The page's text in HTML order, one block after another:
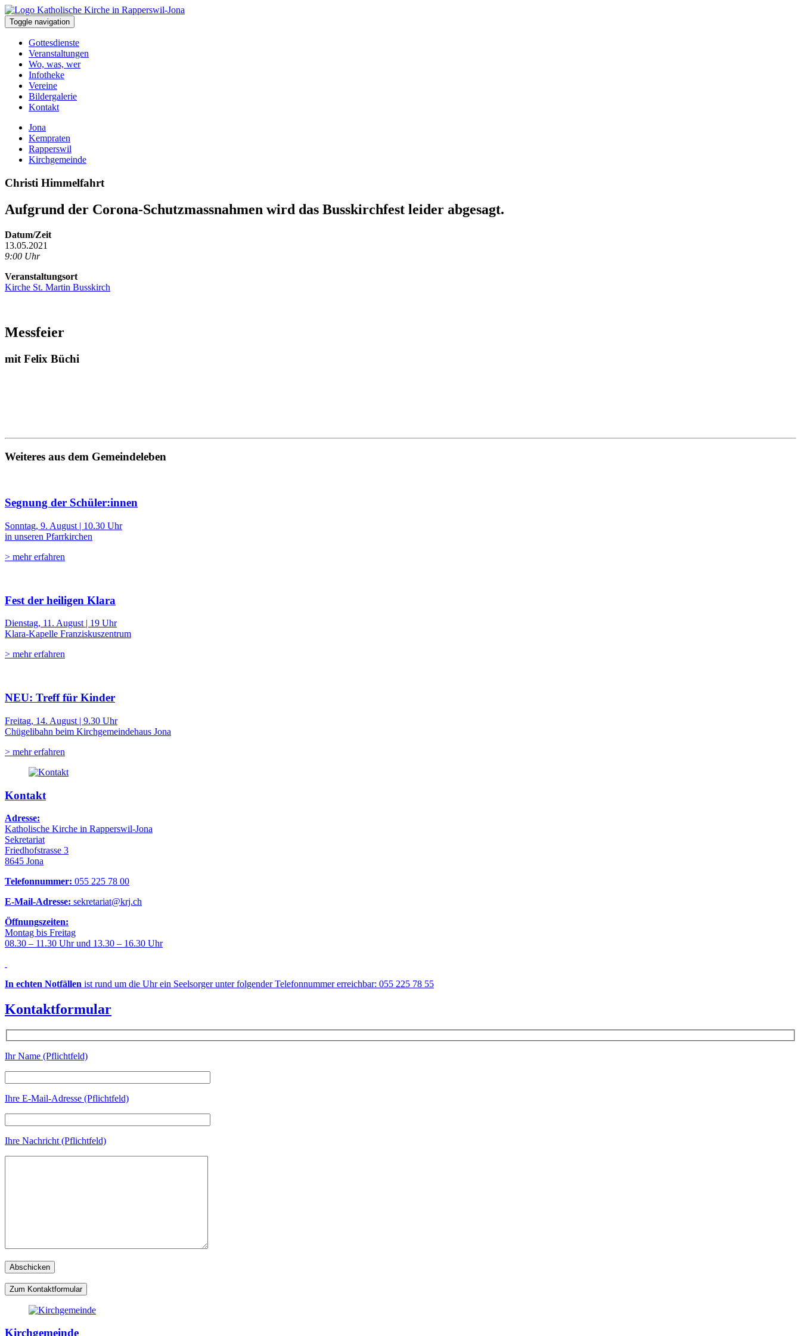
Toggle navigation
Gottesdienste
Veranstaltungen
Wo, was, wer
Infotheke
Vereine
Bildergalerie
Kontakt
Jona
Kempraten
Rapperswil
Kirchgemeinde
Christi Himmelfahrt
Aufgrund der Corona-Schutzmassnahmen wird das Busskirchfest leider abgesagt.
Datum/Zeit
13.05.2021
9:00 Uhr
Veranstaltungsort
Kirche St. Martin Busskirch
Messfeier
mit Felix Büchi
Weiteres aus dem Gemeindeleben
Segnung der Schüler:innen
Sonntag, 9. August | 10.30 Uhr
in unseren Pfarrkirchen
> mehr erfahren
Fest der heiligen Klara
Dienstag, 11. August | 19 Uhr
Klara-Kapelle Franziskuszentrum
> mehr erfahren
NEU: Treff für Kinder
Freitag, 14. August | 9.30 Uhr
Chügelibahn beim Kirchgemeindehaus Jona
> mehr erfahren
Kontakt
Adresse:
Katholische Kirche in Rapperswil-Jona
Sekretariat
Friedhofstrasse 3
8645 Jona
Telefonnummer: 055 225 78 00
E-Mail-Adresse: sekretariat@krj.ch
Öffnungszeiten:
Montag bis Freitag
08.30 – 11.30 Uhr und 13.30 – 16.30 Uhr
In echten Notfällen ist rund um die Uhr ein Seelsorger unter folgender Telefonnummer erreichbar: 055 225 78 55
Kontaktformular
Ihr Name (Pflichtfeld)
Ihre E-Mail-Adresse (Pflichtfeld)
Ihre Nachricht (Pflichtfeld)
Zum Kontaktformular
Kirchgemeinde